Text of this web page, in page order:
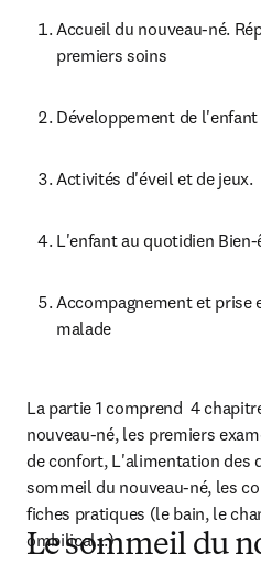
Accueil du nouveau-né.
premiers soins
Développement de l'enfant
Activités d'éveil et de jeux.
L'enfant au quotidien
Accompagnement et prise
malade
La partie 1 comprend  4
nouveau-né, les premiers
de confort, L'alimentation des
sommeil du nouveau-né, les
fiches pratiques (le bain, le
ombilical...)
Le sommeil du